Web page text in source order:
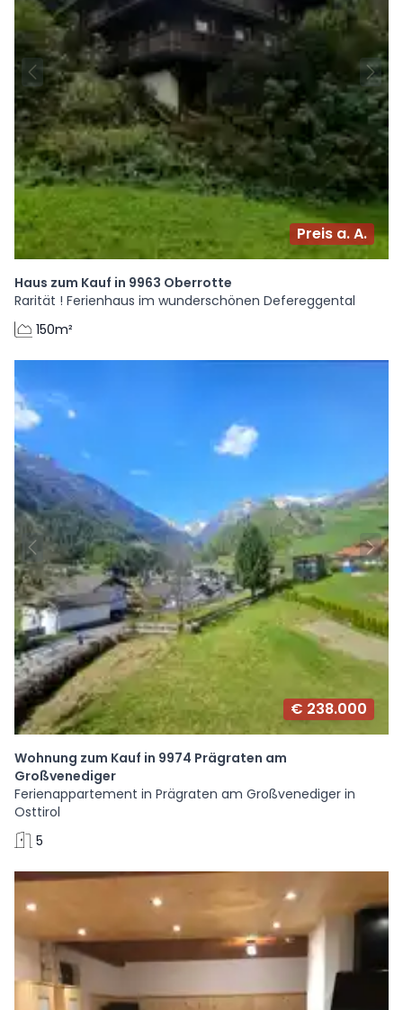
Preis a. A.
Haus zum Kauf in 9963 Oberrotte
Rarität ! Ferienhaus im wunderschönen Defereggental
150m²
€ 238.000
Wohnung zum Kauf in 9974 Prägraten am
Großvenediger
Ferienappartement in Prägraten am Großvenediger in
Osttirol
5